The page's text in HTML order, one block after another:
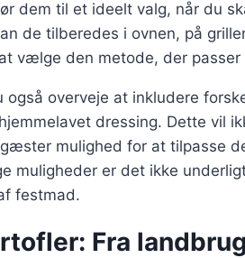
dem til et ideelt valg, når du
de tilberedes i ovnen, på
vælge den metode, der
overveje at inkludere
dressing. Dette vil
mulighed for at tilpasse
muligheder er det ikke
festmad.
Fra